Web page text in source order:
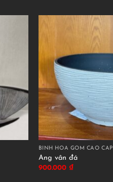
BÌNH HOA GỐM CAO CẤP
Ang vân đá
900.000 ₫